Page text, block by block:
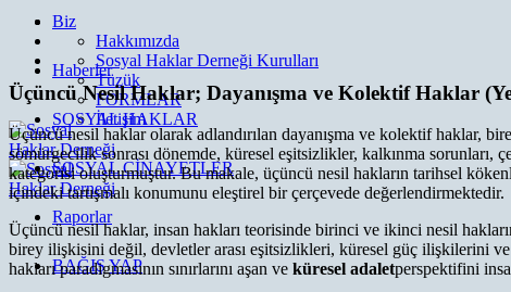
Biz
Hakkımızda
Sosyal Haklar Derneği Kurulları
Tüzük
FORMLAR
İletişim
Haberler
SOSYAL HAKLAR
SOSYAL CİNAYETLER
Raporlar
BAĞIŞ YAP
Üçüncü Nesil Haklar; Dayanışma ve Kolektif Haklar
Üçüncü nesil haklar olarak adlandırılan dayanışma ve kolektif haklar,
sömürgecilik sonrası dönemde, küresel eşitsizlikler, kalkınma
kategorisi oluşturmuştur. Bu makale, üçüncü nesil hakların tarihsel
içindeki tartışmalı konumunu eleştirel bir çerçevede değerlendirmektedir.
Üçüncü nesil haklar, insan hakları teorisinde birinci ve ikinci nesil
birey ilişkisini değil, devletler arası eşitsizlikleri, küresel güç ilişkilerini
hakları paradigmasının sınırlarını aşan ve küresel adaletperspektifini